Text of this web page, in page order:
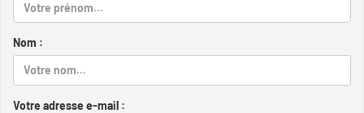
Nom :
Votre adresse e-mail :